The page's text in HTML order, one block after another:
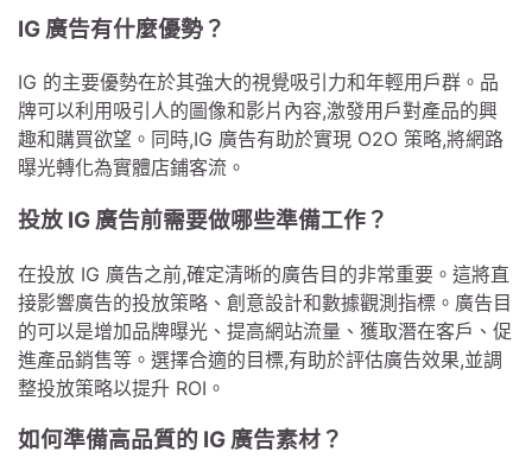
IG 廣告有什麼優勢？
IG 的主要優勢在於其強大的視覺吸引力和年輕用戶群。品
牌可以利用吸引人的圖像和影片內容,激發用戶對產品的興
趣和購買欲望。同時,IG 廣告有助於實現 O2O 策略,將網路
曝光轉化為實體店鋪客流。
投放 IG 廣告前需要做哪些準備工作？
在投放 IG 廣告之前,確定清晰的廣告目的非常重要。這將直
接影響廣告的投放策略、創意設計和數據觀測指標。廣告目
的可以是增加品牌曝光、提高網站流量、獲取潛在客戶、促
進產品銷售等。選擇合適的目標,有助於評估廣告效果,並調
整投放策略以提升 ROI。
如何準備高品質的 IG 廣告素材？